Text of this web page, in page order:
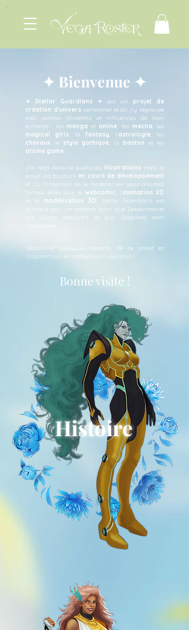
✦ Bienvenue ✦
✦ Stellar Guardians ✦ est un projet de
création d'univers personnel et où j'y regroupe
mes centres d'intérêts et influences de mon
enfance : les manga et anime , les mecha , les
magical girls , la fantasy , l'astrologie , les
chevaux , le style gothique , la baston et les
otome game
J'ai déjà dessiné quelques illustrations mais le
projet est toujours en cours de développement
et j'ai l'intention de le matérialiser sous d'autres
formes telles que le
webcomic , l' animation 2D
et la modélisation 3D . Stellar Guardians est
quelque peu un prétexte pour que j'expérimente
ces divers médiums et que j'exprime mon
Découvrez quelques aspects de ce projet en
cliquant sur les catégories ci-dessous !
Bonne visite !
Histoire